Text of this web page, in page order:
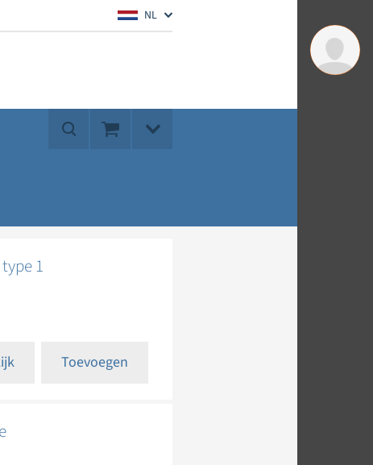
NL
1
Toevoegen